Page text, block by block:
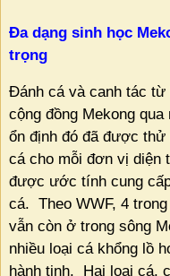
Đa dạng sinh học
trọng
Đánh cá và canh tác từ
cộng đồng Mekong
ổn định đó đã được thử
cá cho mỗi đơn vị diện
được ước tính cung
cá. Theo WWF, 4
vẫn còn ở trong sông
nhiều loại cá khổng lồ
hành tinh.
Hai loại cá.